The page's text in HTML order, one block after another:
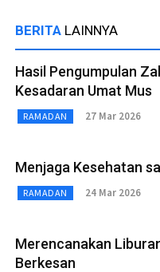
BERITA LAINNYA
Hasil Pengumpulan
Kesadaran Umat Mus
RAMADAN 27 Mar 2026
Menjaga Kesehatan
RAMADAN 24 Mar 2026
Merencanakan
Berkesan